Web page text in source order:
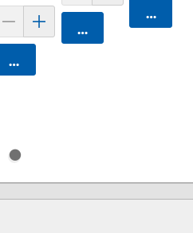
카트에 담기
카트에 담기
카트에